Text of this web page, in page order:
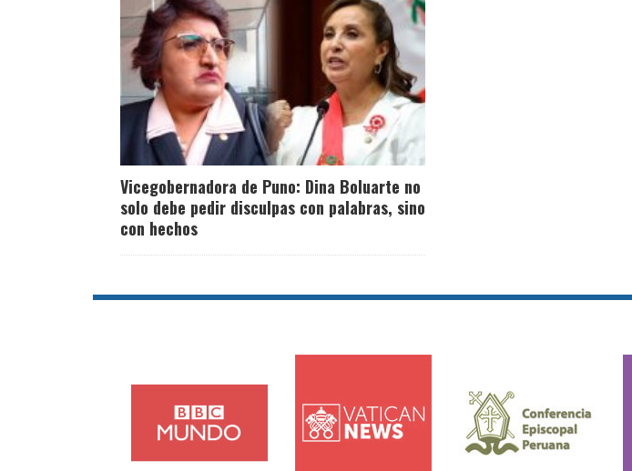
Vicegobernadora de Puno: Dina Boluarte no
solo debe pedir disculpas con palabras, sino
con hechos